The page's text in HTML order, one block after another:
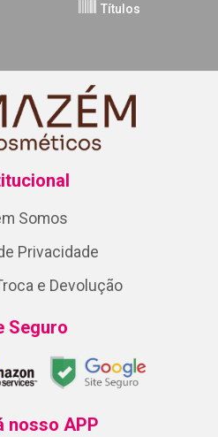
Títulos
Somos
Privacidade
e Devolução
Seguro
nosso APP